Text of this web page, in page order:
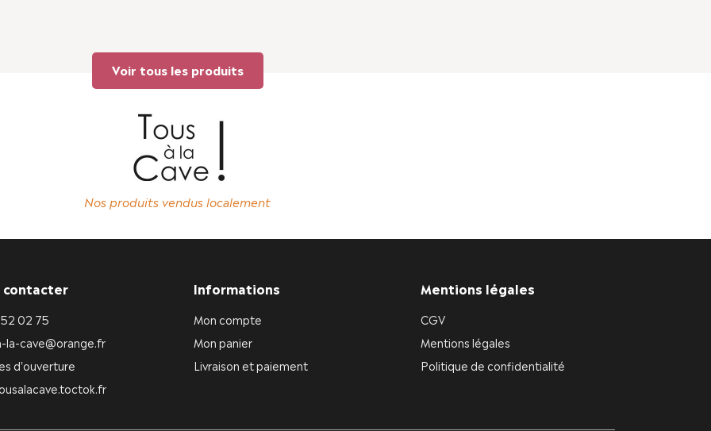
Voir tous les produits
Nos produits vendus localement
contacter
02 75
la-cave@orange.fr
d'ouverture
Informations
Mon compte
Mon panier
Livraison et paiement
Mentions légales
CGV
Mentions légales
Politique de confidentialité